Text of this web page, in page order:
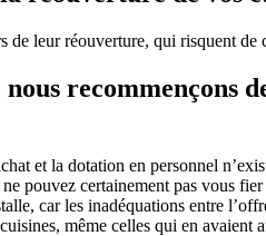
leur réouverture, qui risquent de
recommençons
et la dotation en personnel
pouvez certainement pas vous
car les inadéquations entre
même celles qui en avaient